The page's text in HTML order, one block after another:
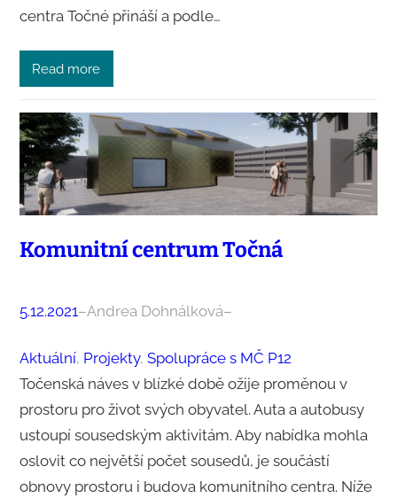
centra Točné přináší a podle…
Read more
Komunitní centrum Točná
5.12.2021–Andrea Dohnálková–
Aktuální, Projekty, Spolupráce s MČ P12
Točenská náves v blízké době ožije proměnou v
prostoru pro život svých obyvatel. Auta a autobusy
ustoupí sousedským aktivitám. Aby nabídka mohla
oslovit co největší počet sousedů, je součástí
obnovy prostoru i budova komunitního centra. Níže